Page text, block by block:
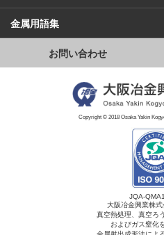
金属用語集
お問い合わせ
Copyright © 2018 Osaka Yakin
JQA-
大阪冶金興業株
真空熱処理、真空ろ
およびガス窒化